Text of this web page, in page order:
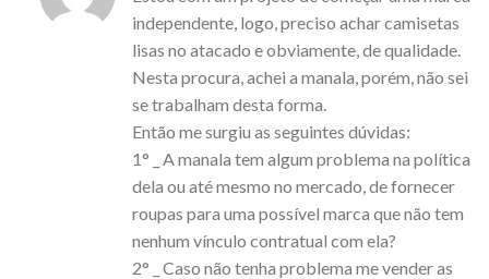
independente, logo, preciso achar camisetas
lisas no atacado e obviamente, de qualidade.
Nesta procura, achei a manala, porém, não sei
se trabalham desta forma.
Então me surgiu as seguintes dúvidas:
1° _ A manala tem algum problema na política
dela ou até mesmo no mercado, de fornecer
roupas para uma possível marca que não tem
nenhum vínculo contratual com ela?
2° _ Caso não tenha problema me vender as